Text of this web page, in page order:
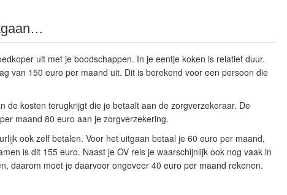
uit met je boodschappen. In je eentje koken is relatief duur.
van 150 euro per maand uit. Dit is berekend voor een persoon die
de kosten terugkrijgt die je betaalt aan de zorgverzekeraar. De
maand 80 euro aan je zorgverzekering.
ook zelf betalen. Voor het uitgaan betaal je 60 euro per maand,
is dit 155 euro. Naast je OV reis je waarschijnlijk ook nog vaak in
daarom moet je daarvoor ongeveer 40 euro per maand rekenen.